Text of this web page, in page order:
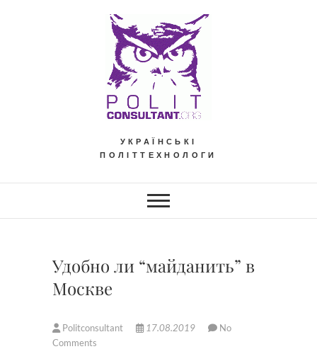
УКРАЇНСЬКІ
ПОЛІТТЕХНОЛОГИ
Удобно ли “майданить” в
Москве
Politconsultant 17.08.2019
No
Comments